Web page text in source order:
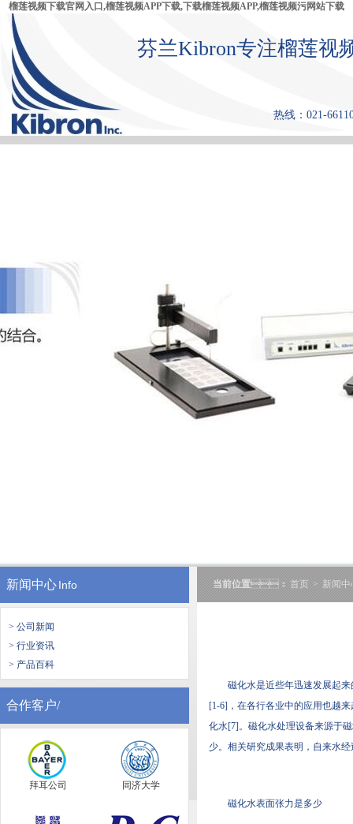
榴莲视频下载官网入口,榴莲视频APP下载,下载榴莲视频APP,榴莲视频污网站下载
芬兰Kibron专注榴莲视
热线：021-
首 页 产品中心 张力仪
新闻中心Info
> 公司新闻
> 行业资讯
> 产品百科
合作客户/
拜耳公司 同济大学
当前位置： 首页 > 新闻中
磁化水是近些年迅速发展起来的
[1-6]，在各行各业中的应用也
化水[7]。磁化水处理设备来源
少。相关研究成果表明，自来
磁化水表面张力是多少